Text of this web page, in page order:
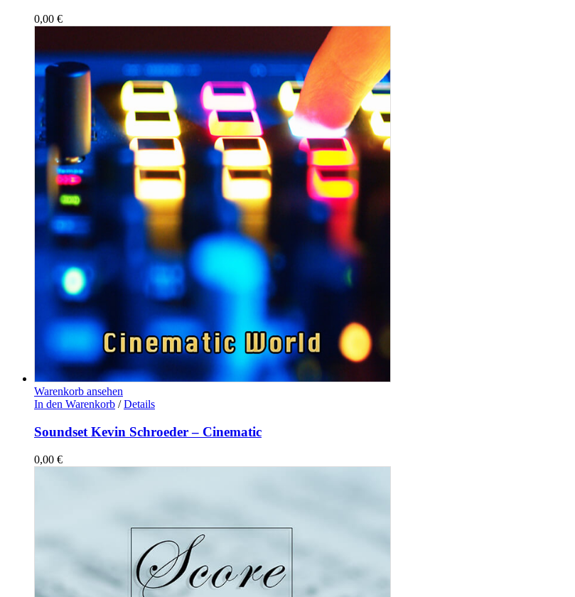
0,00 €
Warenkorb ansehen
In den Warenkorb / Details
Soundset Kevin Schroeder – Cinematic
0,00 €